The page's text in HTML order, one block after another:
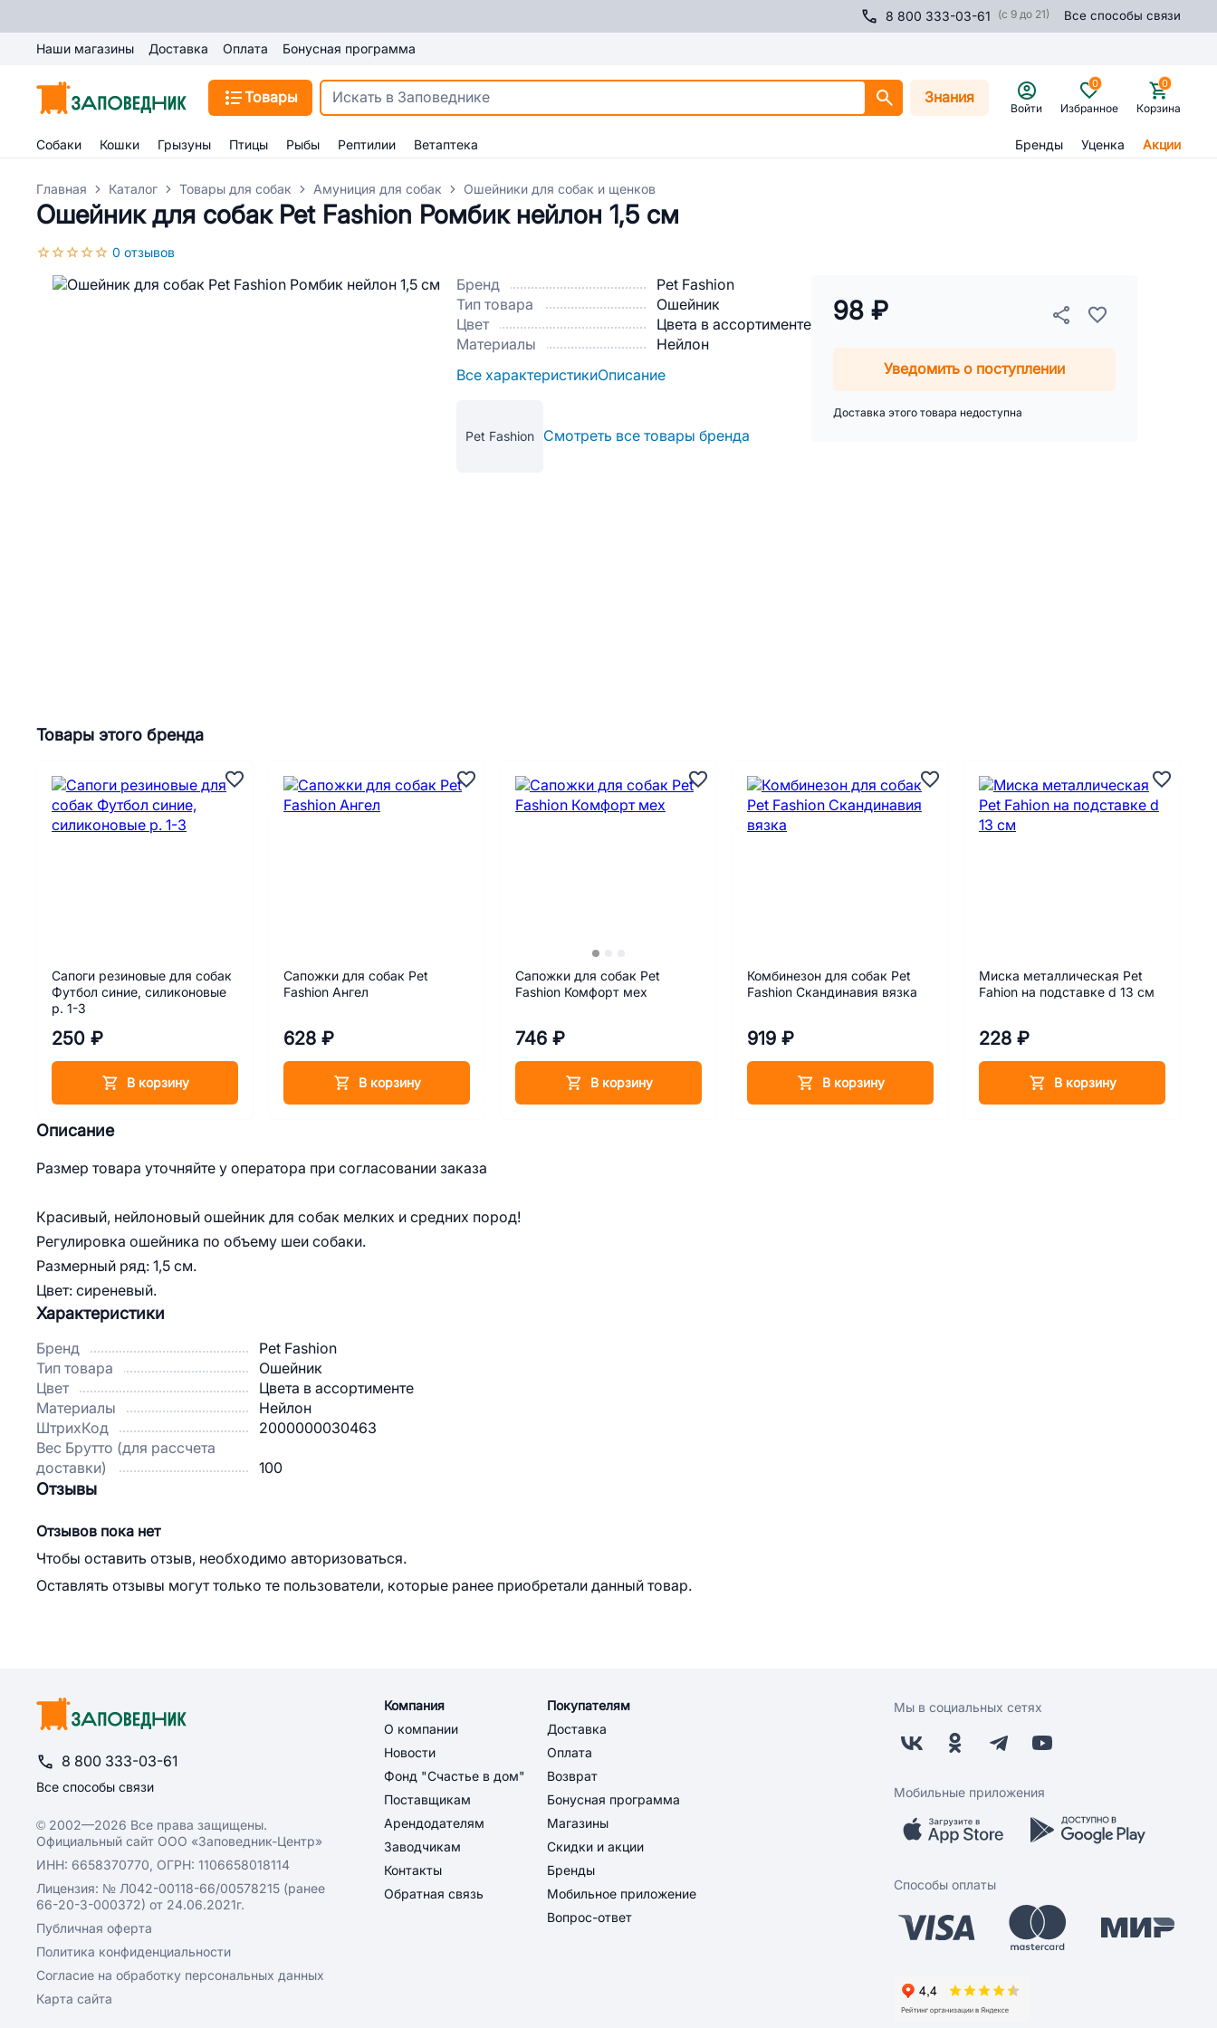
8 800 333-03-61 (с 9 до 21) Все способы связи
Наши магазины Доставка Оплата Бонусная программа
Товары Знания
Войти Избранное
0
Корзина
0
Собаки Кошки Грызуны Птицы Рыбы Рептилии Ветаптека Бренды Уценка Акции
Главная Каталог Товары для собак Амуниция для собак Ошейники для собак и щенков
Ошейник для собак Pet Fashion Ромбик нейлон 1,5 см
0 отзывов
Бренд
Pet Fashion
Тип товара
Ошейник
Цвет
Цвета в ассортименте
Материалы
Нейлон
Все характеристикиОписание
Pet Fashion Смотреть все товары бренда
98 ₽
Уведомить о поступлении
Доставка этого товара недоступна
Описание
Размер товара уточняйте у оператора при согласовании заказа
Красивый, нейлоновый ошейник для собак мелких и средних пород!
Регулировка ошейника по объему шеи собаки.
Размерный ряд: 1,5 см.
Цвет: сиреневый.
Товары этого бренда
Сапоги резиновые для собак
Футбол синие, силиконовые
р. 1-3
250 ₽
В корзину
Сапожки для собак Pet
Fashion Ангел
628 ₽
В корзину
Сапожки для собак Pet
Fashion Комфорт мех
746 ₽
В корзину
Комбинезон для собак Pet
Fashion Скандинавия вязка
919 ₽
В корзину
Миска металлическая Pet
Fahion на подставке d 13 см
228 ₽
В корзину
Характеристики
Бренд
Pet Fashion
Тип товара
Ошейник
Цвет
Цвета в ассортименте
Материалы
Нейлон
ШтрихКод
2000000030463
Вес Брутто (для рассчета
доставки)
100
Отзывы
Отзывов пока нет
Чтобы оставить отзыв, необходимо авторизоваться.
Оставлять отзывы могут только те пользователи, которые ранее приобретали данный товар.
8 800 333-03-61
Все способы связи
© 2002—2026 Все права защищены.
Официальный сайт ООО «Заповедник-Центр»
ИНН: 6658370770, ОГРН: 1106658018114
Лицензия: № Л042-00118-66/00578215 (ранее
66-20-3-000372) от 24.06.2021г.
Публичная оферта
Политика конфиденциальности
Согласие на обработку персональных данных
Карта сайта
Компания
О компании
Новости
Фонд "Счастье в дом"
Поставщикам
Арендодателям
Заводчикам
Контакты
Обратная связь
Покупателям
Доставка
Оплата
Возврат
Бонусная программа
Магазины
Скидки и акции
Бренды
Мобильное приложение
Вопрос-ответ
Мы в социальных сетях
Мобильные приложения
Способы оплаты